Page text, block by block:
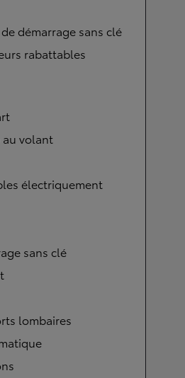
démarrage sans clé
rabattables
au volant
électriquement
sans clé
lombaires